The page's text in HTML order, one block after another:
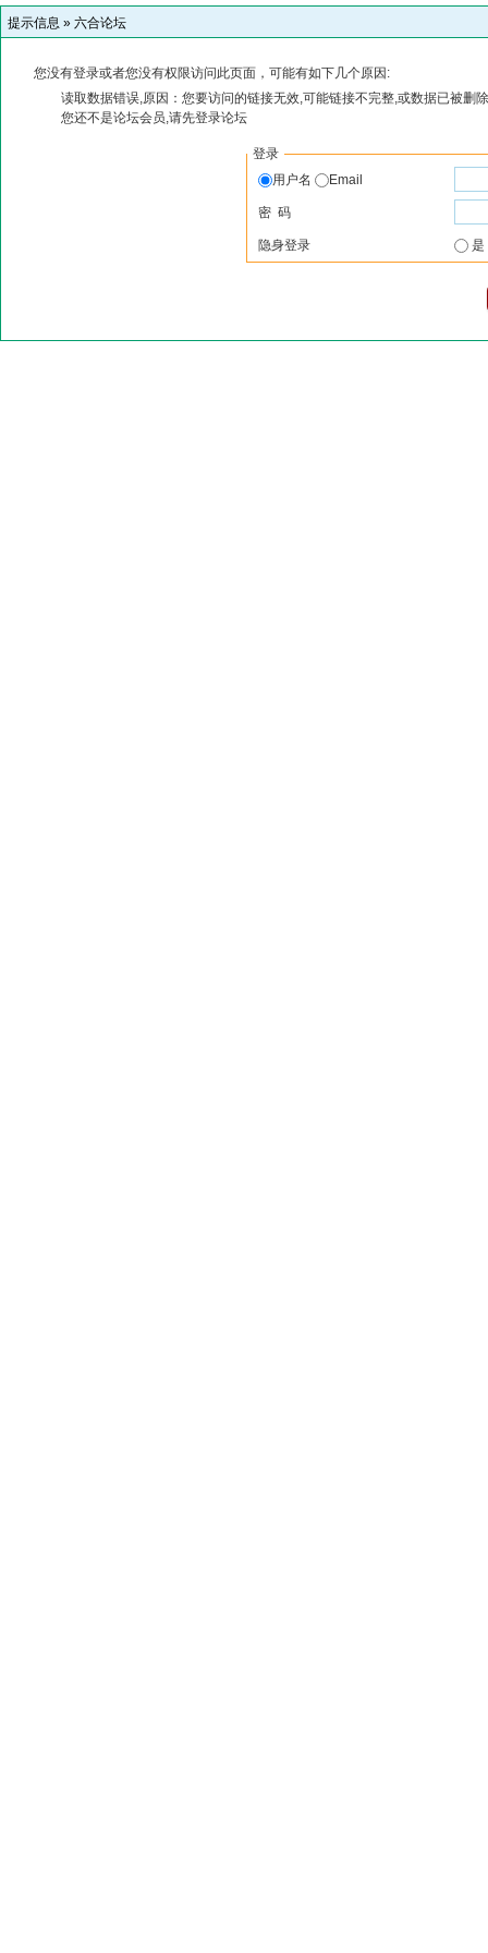
提示信息 » 六合论坛
您没有登录或者您没有权限访问此页面，可能有如下几个原因:
读取数据错误,原因：您要访问的链接无效,可能链接不完整,或数据已被删
您还不是论坛会员,请先登录论坛
登录
用户名
Email
密 码
隐身登录